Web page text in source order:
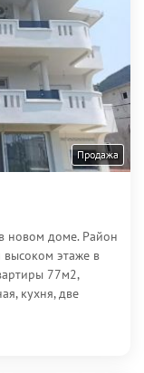
Продажа
новом доме. Район
этаже в
77м2,
кухня, две